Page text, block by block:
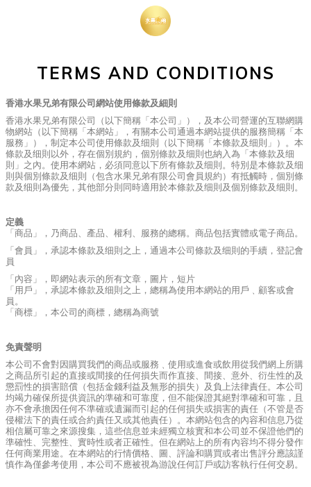
TERMS AND CONDITIONS
香港水果兄弟有限公司網站使用條款及細則
香港水果兄弟有限公司（以下簡稱「本公司」），及本公司營運的互聯網購
物網站（以下簡稱「本網站」，有關本公司通過本網站提供的服務簡稱「本
服務」），制定本公司使用條款及细則（以下簡稱「本條款及细則」）。本
條款及细則以外，存在個別規約，個別條款及细則也納入為「本條款及细
則」之內。使用本網站，必須同意以下所有條款及细則。特別是本條款及细
則與個別條款及细則（包含水果兄弟有限公司會員規約）有抵觸時，個別條
款及细則為優先，其他部分則同時適用於本條款及细則及個別條款及细則。
定義
「商品」，乃商品、產品、權利、服務的總稱。商品包括實體或電子商品。
「會員」，承認本條款及细則之上，通過本公司條款及细則的手續，登記會
員
「內容」，即網站表示的所有文章，圖片，短片
「用戶」，承認本條款及细則之上，總稱為使用本網站的用戶﹑顧客或會
員。
「商標」，本公司的商標，總稱為商號
免責聲明
本公司不會對因購買我們的商品或服務﹑使用或進食或飲用從我們網上所購
之商品所引起的直接或間接的任何損失而作直接、間接、意外、衍生性的及
懲罰性的損害賠償（包括金錢利益及無形的損失）及負上法律責任。本公司
均竭力確保所提供資訊的準確和可靠度，但不能保證其絕對準確和可靠，且
亦不會承擔因任何不準確或遺漏而引起的任何損失或損害的責任（不管是否
侵權法下的責任或合約責任又或其他責任）。本網站包含的內容和信息乃從
相信屬可靠之來源搜集，這些信息並未經獨立核實和本公司並不保證他們的
準確性、完整性、實時性或者正確性。但在網站上的所有內容均不得分發作
任何商業用途。在本網站的行情價格、圖、評論和購買或者出售評分應該謹
慎作為僅參考使用，本公司不應被視為游說任何訂戶或訪客執行任何交易。